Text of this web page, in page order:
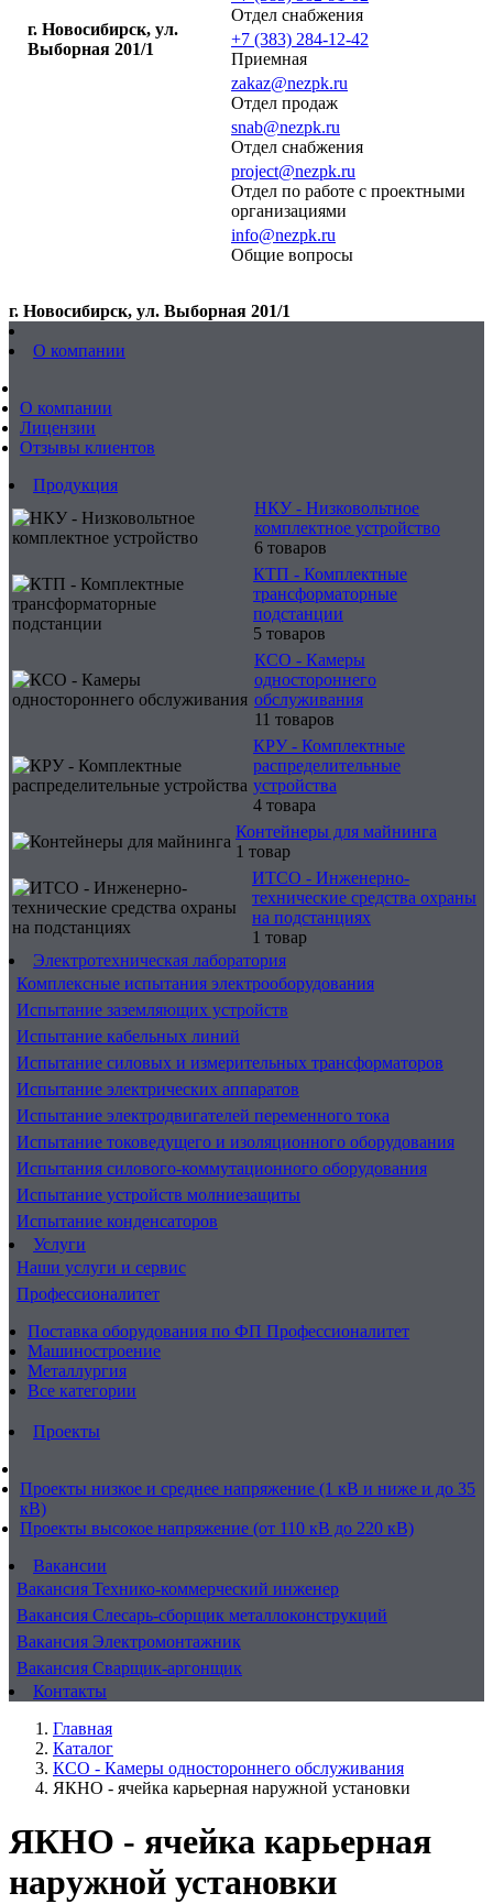
г. Новосибирск, ул.
Выборная 201/1
Отдел снабжения
+7 (383) 284-12-42
Приемная
zakaz@nezpk.ru
Отдел продаж
snab@nezpk.ru
Отдел снабжения
project@nezpk.ru
Отдел по работе с проектными
организациями
info@nezpk.ru
Общие вопросы
г. Новосибирск, ул. Выборная 201/1
О компании
О компании
Лицензии
Отзывы клиентов
Продукция
НКУ - Низковольтное
комплектное устройство
6 товаров
КТП - Комплектные
трансформаторные
подстанции
5 товаров
КСО - Камеры
одностороннего
обслуживания
11 товаров
КРУ - Комплектные
распределительные
устройства
4 товара
Контейнеры для майнинга
1 товар
ИТСО - Инженерно-
технические средства охраны
на подстанциях
1 товар
Электротехническая лаборатория
Комплексные испытания электрооборудования
Испытание заземляющих устройств
Испытание кабельных линий
Испытание силовых и измерительных трансформаторов
Испытание электрических аппаратов
Испытание электродвигателей переменного тока
Испытание токоведущего и изоляционного оборудования
Испытания силового-коммутационного оборудования
Испытание устройств молниезащиты
Испытание конденсаторов
Услуги
Наши услуги и сервис
Профессионалитет
Поставка оборудования по ФП Профессионалитет
Машиностроение
Металлургия
Все категории
Проекты
Проекты низкое и среднее напряжение (1 кВ и ниже и до 35
кВ)
Проекты высокое напряжение (от 110 кВ до 220 кВ)
Вакансии
Вакансия Технико-коммерческий инженер
Вакансия Слесарь-сборщик металлоконструкций
Вакансия Электромонтажник
Вакансия Сварщик-аргонщик
Контакты
Главная
Каталог
КСО - Камеры одностороннего обслуживания
ЯКНО - ячейка карьерная наружной установки
ЯКНО - ячейка карьерная
наружной установки